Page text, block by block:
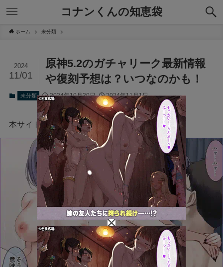
コナンくんの知恵袋
ホーム 未分類
原神5.2のガチャリーク最新情報
や復刻予想は？いつなのかも！
2024
11/01
未分類 2024年10月30日 2024年11月1日
本サイトにはプロモーションが含まれています。